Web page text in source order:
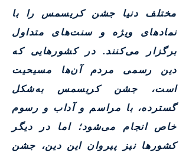
مختلف دنیا جشن کریسمس را با
نمادهای ویژه و سنت‌های متداول
برگزار می‌کنند. در کشورهایی که
دین رسمی مردم آن‌ها مسیحیت
است، جشن کریسمس به‌شکل
گسترده، با مراسم و آداب و رسوم
خاص انجام می‌شود؛ اما در دیگر
کشورها نیز پیروان این دین، جشن